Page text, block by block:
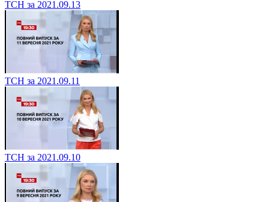
ТСН за 2021.09.13
ТСН за 2021.09.11
ТСН за 2021.09.10